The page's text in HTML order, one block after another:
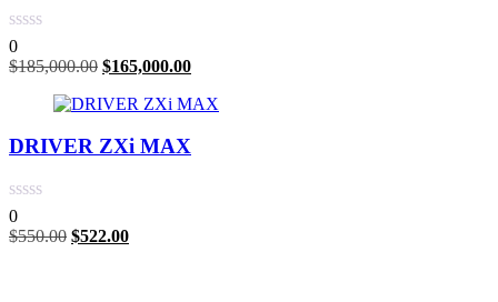
0
$185,000.00 $165,000.00
DRIVER ZXi MAX
0
$550.00 $522.00